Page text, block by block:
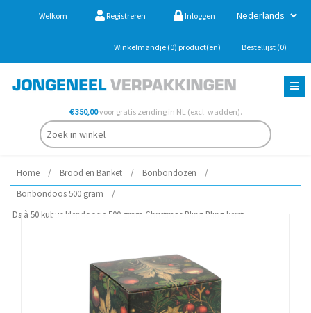
Welkom Registreren Inloggen
Winkelmandje (0) product(en) Bestellijst (0)
€ 350,00voor gratis zending in NL (excl. wadden).
Home / Brood en Banket / Bonbondozen
/
Bonbondoos 500 gram
/
Ds à 50 kubus klepdoosje 500 gram Christmas Bling Bling kerst